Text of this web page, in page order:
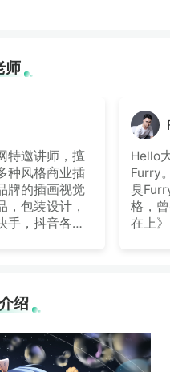
师
特邀讲师，擅
种风格商业插
牌的插画视觉
，包装设计，
手，抖音各平
的同时对插画
Hello
Furry
臭
格，
在上
绍